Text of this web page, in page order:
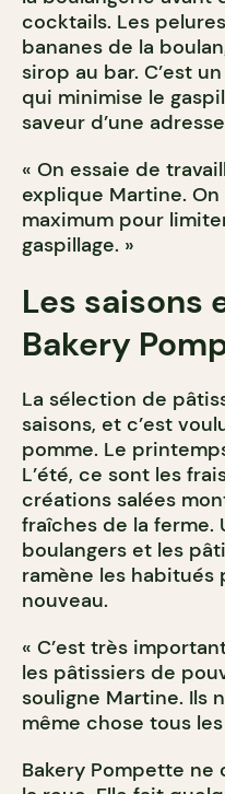
cocktails. Les
bananes de la
sirop au bar. C’est
qui minimise le
saveur d’une
« On essaie de
explique Martine.
maximum pour
gaspillage. »
Les saisons
Bakery
La sélection de
saisons, et c’est
pomme. Le
L’été, ce sont les
créations salées
fraîches de la ferme.
boulangers et les
ramène les habitués
nouveau.
« C’est très
les pâtissiers de
souligne Martine. Ils
même chose tous
Bakery Pompette